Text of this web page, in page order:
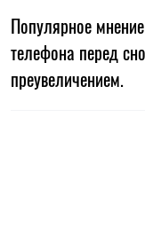
Популярное
телефона перед
преувеличением.